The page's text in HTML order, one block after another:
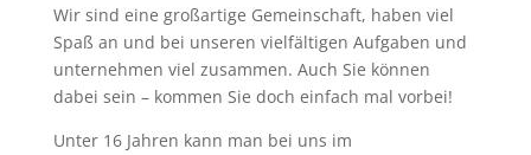
Wir sind eine großartige Gemeinschaft, haben viel
Spaß an und bei unseren vielfältigen Aufgaben und
unternehmen viel zusammen. Auch Sie können
dabei sein – kommen Sie doch einfach mal vorbei!
Unter 16 Jahren kann man bei uns im